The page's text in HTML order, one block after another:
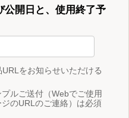
公開日と、使用終了予
をお知らせいただける
ルご送付（Webでご使用
のURLのご連絡）は必須